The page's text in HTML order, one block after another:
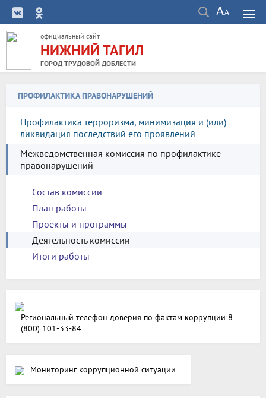
официальный сайт
НИЖНИЙ ТАГИЛ
ГОРОД ТРУДОВОЙ ДОБЛЕСТИ
ПРОФИЛАКТИКА ПРАВОНАРУШЕНИЙ
Профилактика терроризма, минимизация и (или)
ликвидация последствий его проявлений
Межведомственная комиссия по профилактике
правонарушений
Состав комиссии
План работы
Проекты и программы
Деятельность комиссии
Итоги работы
Региональный телефон доверия по фактам коррупции 8
(800) 101-33-84
Мониторинг коррупционной ситуации